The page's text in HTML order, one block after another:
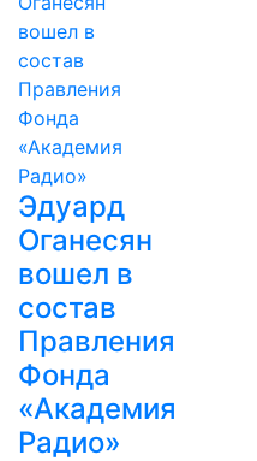
Эдуард
Оганесян
вошел в
состав
Правления
Фонда
«Академия
Радио»